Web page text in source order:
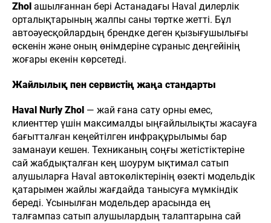
Zhol ашылғаннан бері Астанадағы Haval дилерлік
орталықтарының жалпы саны төртке жетті. Бұл
автоәуесқойлардың брендке деген қызығушылығы
өскенін және оның өнімдеріне сұраныс деңгейінің
жоғары екенін көрсетеді.
Жайлылық пен сервистің жаңа стандарты
Haval Nurly Zhol — жай ғана сату орны емес,
клиенттер үшін максималды ыңғайлылықты жасауға
бағытталған кеңейтілген инфрақұрылымы бар
заманауи кешен. Техниканың соңғы жетістіктеріне
сай жабдықталған кең шоурум ықтимал сатып
алушыларға Haval автокөліктерінің өзекті модельдік
қатарымен жайлы жағдайда танысуға мүмкіндік
береді. Ұсынылған модельдер арасында ең
талғампаз сатып алушылардың талаптарына сай